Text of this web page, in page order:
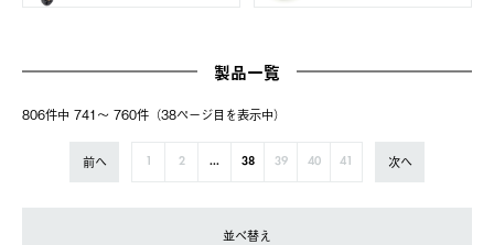
製品一覧
806件中 741〜 760件（38ページ⽬を表⽰中）
前へ 2 ... 38 39 40 41 次へ
並べ替え